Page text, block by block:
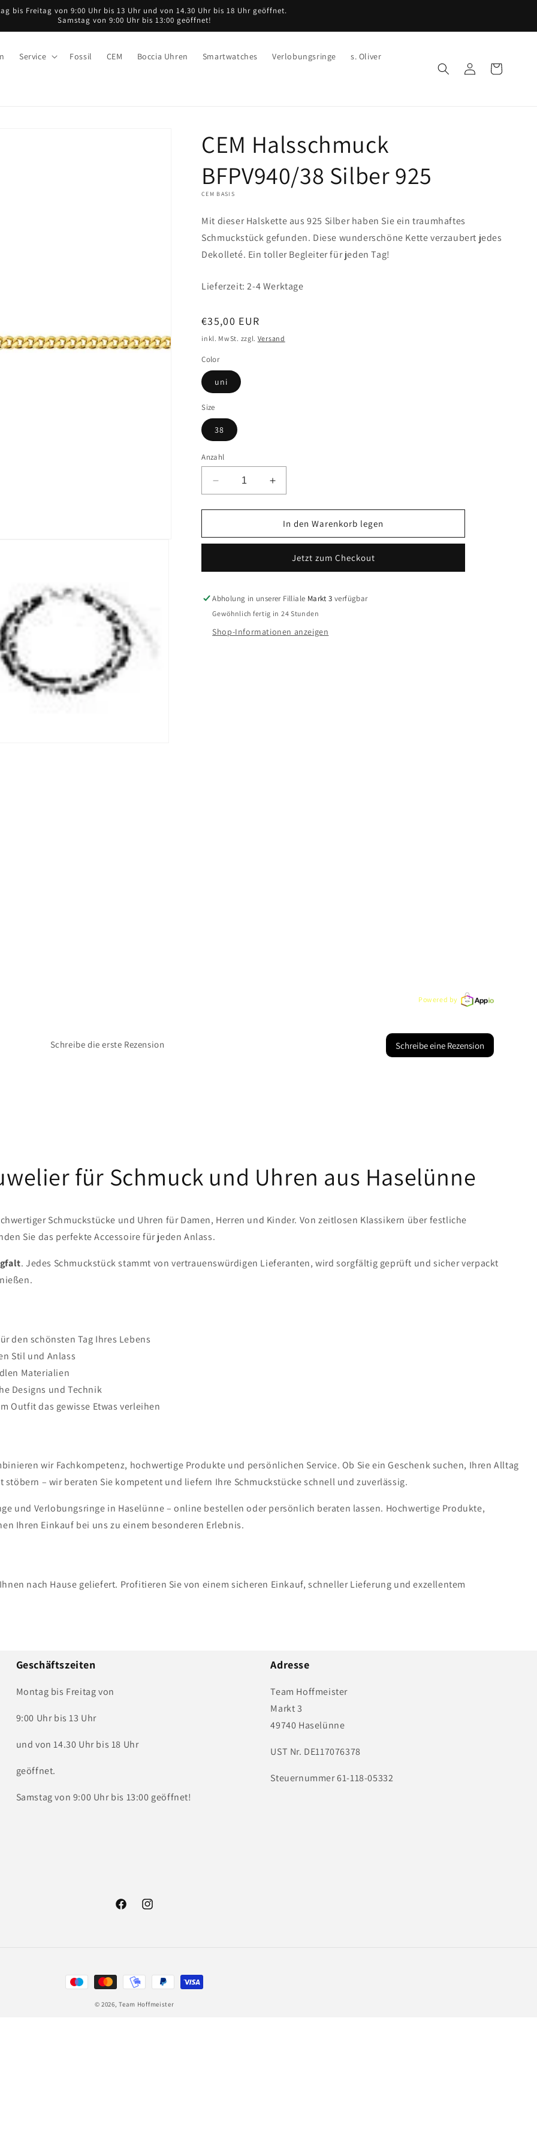
bis Freitag von 9:00 Uhr bis 13 Uhr und von 14.30 Uhr bis 18 Uhr geöffnet.
Samstag von 9:00 Uhr bis 13:00 geöffnet!
Service Fossil CEM Boccia Uhren Smartwatches Verlobungsringe s. Oliver
EinloggenWarenkorb
CEM Halsschmuck
BFPV940/38 Silber 925
CEM BASIS
Mit dieser Halskette aus 925 Silber haben Sie ein traumhaftes
Schmuckstück gefunden. Diese wunderschöne Kette verzaubert jedes
Dekolleté. Ein toller Begleiter für jeden Tag!
Lieferzeit: 2-4 Werktage
Normaler
Preis
€35,00 EUR
inkl. MwSt. zzgl. Versand
Color
uni
Size
38
Anzahl
Verringere
die
Menge
CEM
Silber
Erhöhe
die
Menge
für
CEM
BFPV940/38
Silber
In den Warenkorb legen
Jetzt zum Checkout
Abholung in unserer Filliale Markt 3 verfügbar
Gewöhnlich fertig in 24 Stunden
Shop-Informationen anzeigen
Powered by
Schreibe die erste Rezension Schreibe eine Rezension
für Schmuck und Uhren aus Haselünne
Schmuckstücke und Uhren für Damen, Herren und Kinder. Von zeitlosen Klassikern über festliche
Sie das perfekte Accessoire für jeden Anlass.
. Jedes Schmuckstück stammt von vertrauenswürdigen Lieferanten, wird sorgfältig geprüft und sicher verpackt
den schönsten Tag Ihres Lebens
Stil und Anlass
Materialien
Designs und Technik
Outfit das gewisse Etwas verleihen
wir Fachkompetenz, hochwertige Produkte und persönlichen Service. Ob Sie ein Geschenk suchen, Ihren Alltag
– wir beraten Sie kompetent und liefern Ihre Schmuckstücke schnell und zuverlässig.
und Verlobungsringe in Haselünne – online bestellen oder persönlich beraten lassen. Hochwertige Produkte,
Ihren Einkauf bei uns zu einem besonderen Erlebnis.
nach Hause geliefert. Profitieren Sie von einem sicheren Einkauf, schneller Lieferung und exzellentem
Geschäftszeiten
Montag bis Freitag von
9:00 Uhr bis 13 Uhr
und von 14.30 Uhr bis 18 Uhr
geöffnet.
Samstag von 9:00 Uhr bis 13:00 geöffnet!
Adresse
Team Hoffmeister
Markt 3
49740 Haselünne
UST Nr. DE117076378
Steuernummer 61-118-05332
FacebookInstagram
Zahlungsmethoden
© 2026,Team Hoffmeister